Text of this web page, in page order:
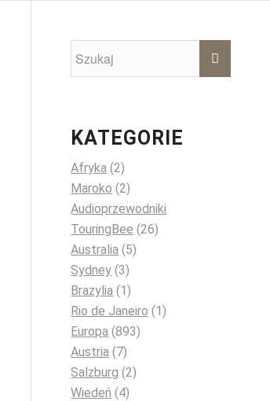
KATEGORIE
Afryka (2)
Maroko (2)
Audioprzewodniki
TouringBee (26)
Australia (5)
Sydney (3)
Brazylia (1)
Rio de Janeiro (1)
Europa (893)
Austria (7)
Salzburg (2)
Wiedeń (4)